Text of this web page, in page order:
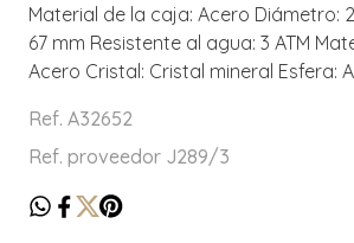
Material de la caja: Acero Diámetro:
67 mm Resistente al agua: 3 ATM
Acero Cristal: Cristal mineral Esfera:
Ref. A32652
Ref. proveedor J289/3